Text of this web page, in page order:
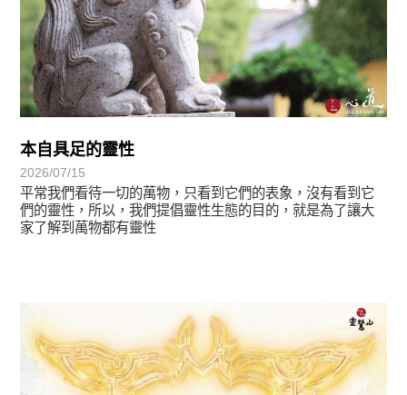
本自具足的靈性
2026/07/15
平常我們看待一切的萬物，只看到它們的表象，沒有看到它
們的靈性，所以，我們提倡靈性生態的目的，就是為了讓大
家了解到萬物都有靈性
最新消息